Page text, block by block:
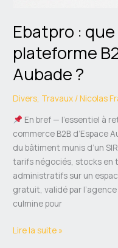
Ebatpro :
plateforme
Aubade ?
Divers, Travaux /Nicolas
En bref — l’essentiel à
commerce B2B d’Espace
du bâtiment munis d’un
tarifs négociés, stocks en
administratifs sur un
gratuit, validé par
culmine pour
Lire la suite »